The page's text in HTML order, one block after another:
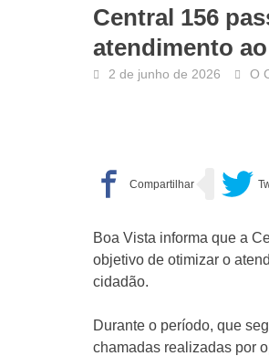
Central 156
atendimento
2 de junho de 2026 O
Boa Vista informa que a
objetivo de otimizar o
cidadão.
Durante o período, que
chamadas realizadas por